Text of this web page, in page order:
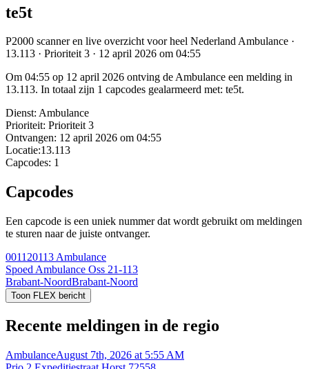
te5t
P2000 scanner en live overzicht voor heel Nederland Ambulance ·
13.113 · Prioriteit 3 · 12 april 2026 om 04:55
Om 04:55 op 12 april 2026 ontving de Ambulance een melding in
13.113. In totaal zijn 1 capcodes gealarmeerd met: te5t.
Dienst: Ambulance
Prioriteit: Prioriteit 3
Ontvangen: 12 april 2026 om 04:55
Locatie:13.113
Capcodes: 1
Capcodes
Een capcode is een uniek nummer dat wordt gebruikt om meldingen
te sturen naar de juiste ontvanger.
001120113 Ambulance
Spoed Ambulance Oss 21-113
Brabant-NoordBrabant-Noord
Toon FLEX bericht
Recente meldingen in de regio
AmbulanceAugust 7th, 2026 at 5:55 AM